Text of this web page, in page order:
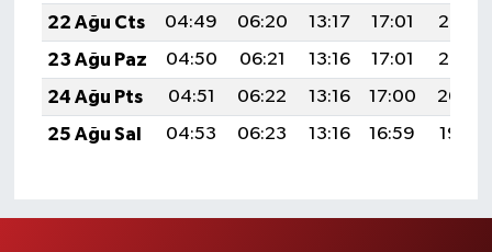
22 Ağu Cts
04:49 06:20 13:17 17:01
20:03
23 Ağu Paz
04:50 06:21 13:16 17:01
20:02
24 Ağu Pts
04:51 06:22 13:16 17:00
20:00
25 Ağu Sal
04:53 06:23 13:16 16:59 19:59